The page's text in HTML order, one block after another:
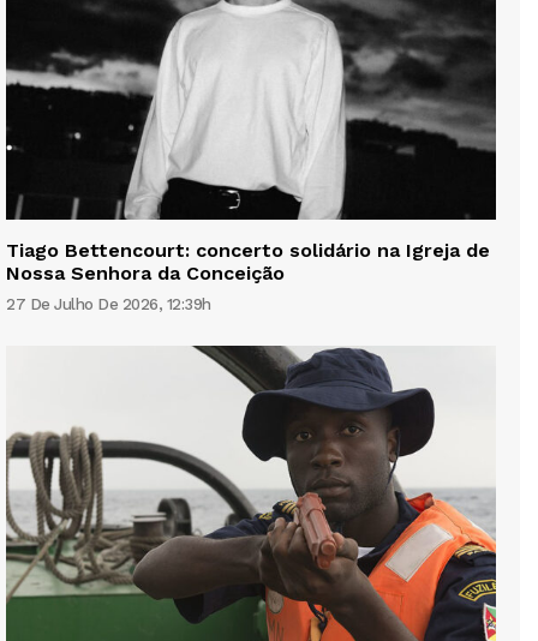
Tiago Bettencourt: concerto solidário na Igreja de
Nossa Senhora da Conceição
27 De Julho De 2026, 12:39h